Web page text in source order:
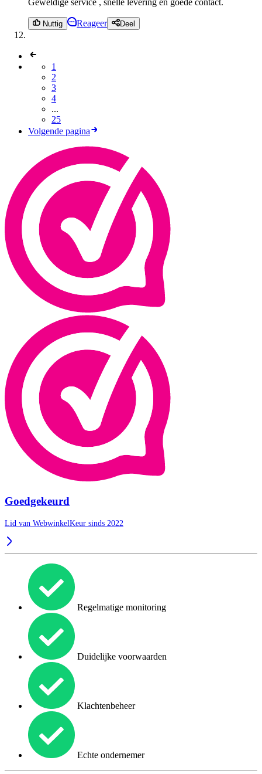
Geweldige service , snelle levering en goede contact.
Nuttig Reageer Deel
1
2
3
4
...
25
Volgende pagina
Goedgekeurd
Lid van WebwinkelKeur sinds 2022
Regelmatige monitoring
Duidelijke voorwaarden
Klachtenbeheer
Echte ondernemer